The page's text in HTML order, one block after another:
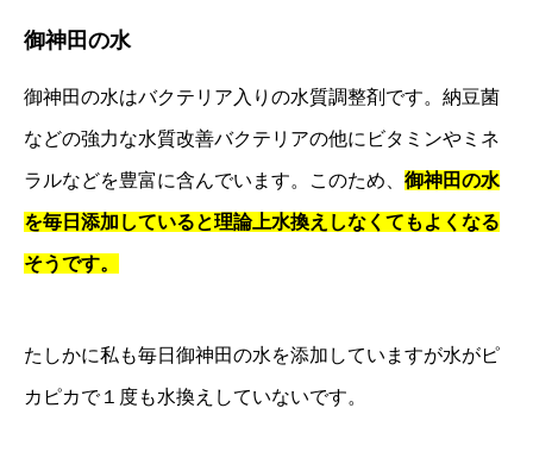
御神田の水
御神田の水はバクテリア入りの水質調整剤です。納豆菌
などの強力な水質改善バクテリアの他にビタミンやミネ
ラルなどを豊富に含んでいます。このため、 御神田の水
を毎日添加していると理論上水換えしなくてもよくなる
そうです。
たしかに私も毎日御神田の水を添加していますが水がピ
カピカで１度も水換えしていないです。